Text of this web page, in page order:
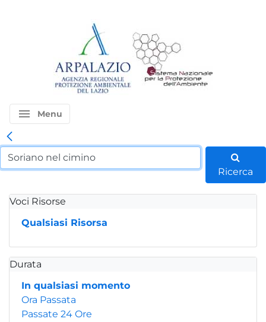
menu Menu
Ricerca
Voci Risorse
Qualsiasi Risorsa
Durata
In qualsiasi momento
Ora Passata
Passate 24 Ore